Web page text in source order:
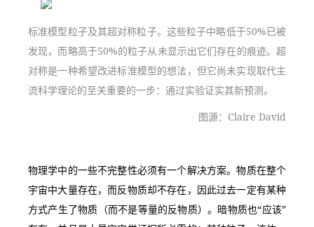
标准模型粒子及其超对称粒子。这些粒子中略低于50%已被
发现，而略高于50%的粒子从未显示出它们存在的痕迹。超
对称是一种希望改进标准模型的想法，但它尚未实现取代主
流科学理论的至关重要的一步：通过实验证实其新预测。
图源：Claire David
物理学中的一些不完整性必须有一个解决方案。物质在整个
宇宙中大量存在，而反物质却不存在，因此过去一定有某种
方式产生了物质（而不是等量的反物质）。暗物质也“应该”